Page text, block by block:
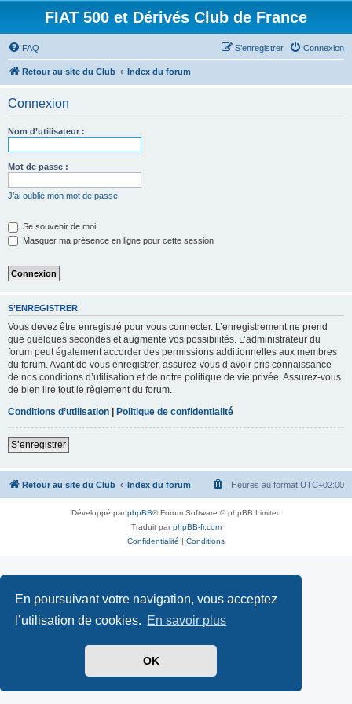
En poursuivant votre navigation, vous acceptez
l’utilisation de cookies. En savoir plus
OK
FIAT 500 et Dérivés Club de France
FAQ Connexion
S’enregistrer
Retour au site du Club Index du forum
Connexion
Nom d’utilisateur :
Mot de passe :
J’ai oublié mon mot de passe
Se souvenir de moi
Masquer ma présence en ligne pour cette session
S’ENREGISTRER
Vous devez être enregistré pour vous connecter. L’enregistrement ne prend
que quelques secondes et augmente vos possibilités. L’administrateur du
forum peut également accorder des permissions additionnelles aux membres
du forum. Avant de vous enregistrer, assurez-vous d’avoir pris connaissance
de nos conditions d’utilisation et de notre politique de vie privée. Assurez-vous
de bien lire tout le règlement du forum.
Conditions d’utilisation | Politique de confidentialité
S’enregistrer
Retour au site du Club Index du forum Heures au format UTC+02:00
Développé parphpBB® Forum Software © phpBB Limited
Traduit parphpBB-fr.com
Confidentialité | Conditions